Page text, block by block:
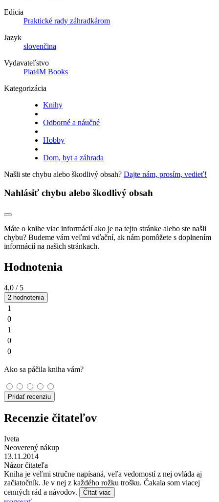
Edícia
Praktické rady záhradkárom
Jazyk
slovenčina
Vydavateľstvo
Plat4M Books
Kategorizácia
Knihy
Odborné a náučné
Hobby
Dom, byt a záhrada
Našli ste chybu alebo škodlivý obsah? Dajte nám, prosím, vedieť!
Nahlásiť chybu alebo škodlivý obsah
Máte o knihe viac informácií ako je na tejto stránke alebo ste našli
chybu? Budeme vám veľmi vďační, ak nám pomôžete s doplnením
informácií na našich stránkach.
Hodnotenia
4,0 / 5
2 hodnotenia
1
0
1
0
0
Ako sa páčila kniha vám?
Pridať recenziu
Recenzie čitateľov
Iveta
Neoverený nákup
13.11.2014
Názor čitateľa
Kniha je veľmi stručne napísaná, veľa vedomostí z nej ovláda aj
začiatočník. Je v nej z každého rožku trošku. Čakala som viacej
cenných rád a návodov.
Čítať viac